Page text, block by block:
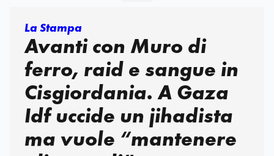
La Stampa
Avanti con Muro di
ferro, raid e sangue in
Cisgiordania. A Gaza
Idf uccide un jihadista
ma vuole “mantenere